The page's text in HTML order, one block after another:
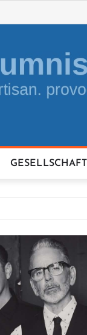
GESELLSCHAFT